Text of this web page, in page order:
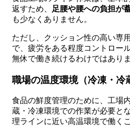
返すため、
足腰や腰への負担が
も少なくありません。
ただし、クッション性の高い専
で、疲労をある程度コントロー
無休で働き続けるわけではありま
職場の温度環境（冷凍・冷
食品の鮮度管理のために、工場
蔵・冷凍環境での作業が必要とな
理ラインに近い高温環境で働く